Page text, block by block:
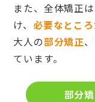
また、全体矯正
け、 必要なところ
大人の部分矯正
ています。
部分